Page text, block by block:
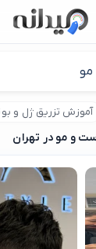
آموزش تزریق ژل و
و مو در تهران